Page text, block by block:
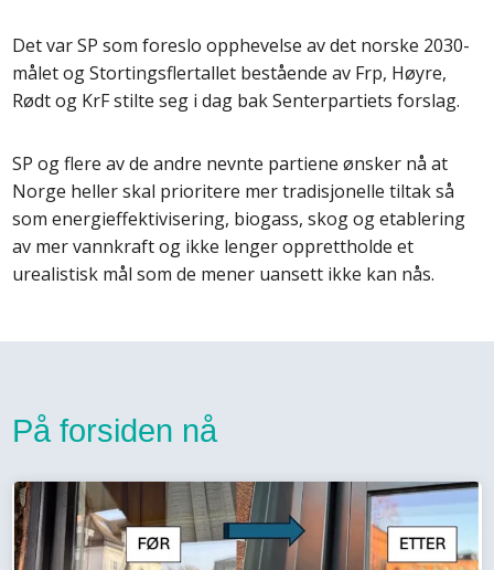
Det var SP som foreslo opphevelse av det norske 2030-
målet og Stortingsflertallet bestående av Frp, Høyre,
Rødt og KrF stilte seg i dag bak Senterpartiets forslag.
SP og flere av de andre nevnte partiene ønsker nå at
Norge heller skal prioritere mer tradisjonelle tiltak så
som energieffektivisering, biogass, skog og etablering
av mer vannkraft og ikke lenger opprettholde et
urealistisk mål som de mener uansett ikke kan nås.
På forsiden nå